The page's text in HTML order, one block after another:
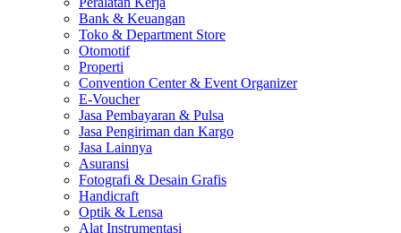
Bank & Keuangan
Toko & Department Store
Otomotif
Properti
Convention Center & Event Organizer
E-Voucher
Jasa Pembayaran & Pulsa
Jasa Pengiriman dan Kargo
Jasa Lainnya
Asuransi
Fotografi & Desain Grafis
Handicraft
Optik & Lensa
Alat Instrumentasi